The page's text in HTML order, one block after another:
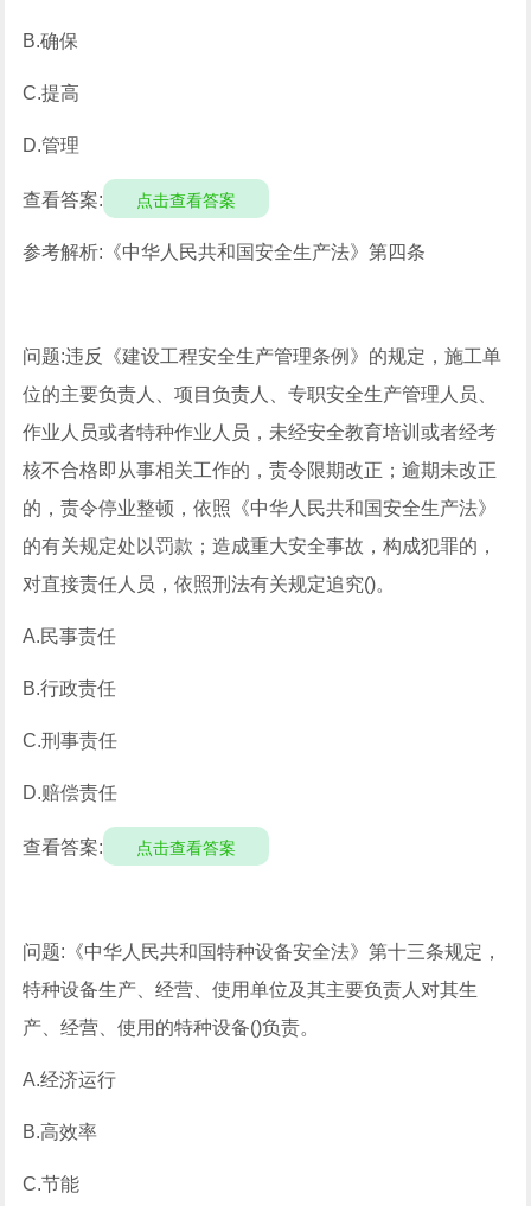
B.确保
C.提高
D.管理
查看答案: 点击查看答案
参考解析:《中华人民共和国安全生产法》第四条
问题:违反《建设工程安全生产管理条例》的规定，施工单
位的主要负责人、项目负责人、专职安全生产管理人员、
作业人员或者特种作业人员，未经安全教育培训或者经考
核不合格即从事相关工作的，责令限期改正；逾期未改正
的，责令停业整顿，依照《中华人民共和国安全生产法》
的有关规定处以罚款；造成重大安全事故，构成犯罪的，
对直接责任人员，依照刑法有关规定追究()。
A.民事责任
B.行政责任
C.刑事责任
D.赔偿责任
查看答案: 点击查看答案
问题:《中华人民共和国特种设备安全法》第十三条规定，
特种设备生产、经营、使用单位及其主要负责人对其生
产、经营、使用的特种设备()负责。
A.经济运行
B.高效率
C.节能